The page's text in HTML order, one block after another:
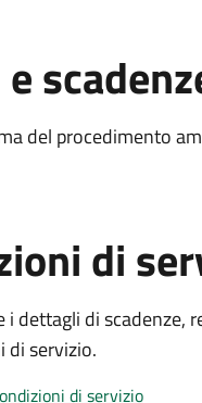
del procedimento
di
i dettagli di
di servizio.
di servizio